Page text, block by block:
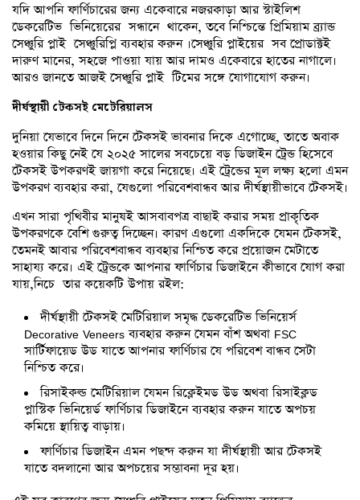
যদি আপনি ফার্ণিচারের জন্য একেবারে নজরকাড়া আর স্টাইলিশ
ডেকরেটিভ ভিনিয়েরের সন্ধানে থাকেন, তবে নিশ্চিন্তে প্রিমিয়াম ব্র্যান্ড
সেঞ্চুরি প্লাই সেঞ্চুরিপ্লি ব্যবহার করুন ।সেঞ্চুরি প্লাইয়ের সব প্রোডাক্টই
দারুণ মানের, সহজে পাওয়া যায় আর দামও একেবারে হাতের নাগালে।
আরও জানতে আজই সেঞ্চুরি প্লাই টিমের সঙ্গে যোগাযোগ করুন।
দীর্ঘস্থায়ী টেকসই মেটেরিয়ালস
দুনিয়া যেভাবে দিনে দিনে টেকসই ভাবনার দিকে এগোচ্ছে, তাতে অবাক
হওয়ার কিছু নেই যে ২০২৫ সালের সবচেয়ে বড় ডিজাইন ট্রেন্ড হিসেবে
টেকসই উপকরণই জায়গা করে নিয়েছে। এই ট্রেন্ডের মূল লক্ষ্য হলো এমন
উপকরণ ব্যবহার করা, যেগুলো পরিবেশবান্ধব আর দীর্ঘস্থায়ীভাবে টেকসই।
এখন সারা পৃথিবীর মানুষই আসবাবপত্র বাছাই করার সময় প্রাকৃতিক
উপকরণকে বেশি গুরুত্ব দিচ্ছেন। কারণ এগুলো একদিকে যেমন টেকসই,
তেমনই আবার পরিবেশবান্ধব ব্যবহার নিশ্চিত করে প্রয়োজন মেটাতে
সাহায্য করে। এই ট্রেন্ডকে আপনার ফার্ণিচার ডিজাইনে কীভাবে যোগ করা
যায়,নিচে তার কয়েকটি উপায় রইল:
দীর্ঘস্থায়ী টেকসই মেটিরিয়াল সমৃদ্ধ ডেকরেটিভ ভিনিয়ের্স
Decorative Veneers ব্যবহার করুন যেমন বাঁশ অথবা FSC
সার্টিফায়েড উড যাতে আপনার ফার্ণিচার যে পরিবেশ বান্ধব সেটা
নিশ্চিত করে।
রিসাইকল্ড মেটিরিয়াল যেমন রিক্লেইমড উড অথবা রিসাইক্লড
প্লাস্টিক ভিনিয়ের্ড ফার্ণিচার ডিজাইনে ব্যবহার করুন যাতে অপচয়
কমিয়ে স্থায়িত্ব বাড়ায়।
ফার্ণিচার ডিজাইন এমন পছন্দ করুন যা দীর্ঘস্থায়ী আর টেকসই
যাতে বদলানো আর অপচয়ের সম্ভাবনা দূর হয়।